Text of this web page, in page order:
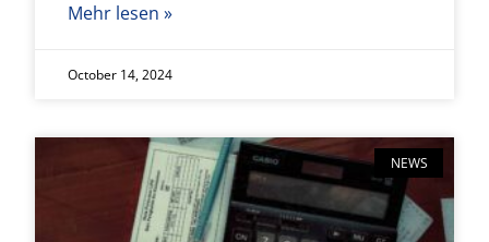
Mehr lesen »
October 14, 2024
NEWS